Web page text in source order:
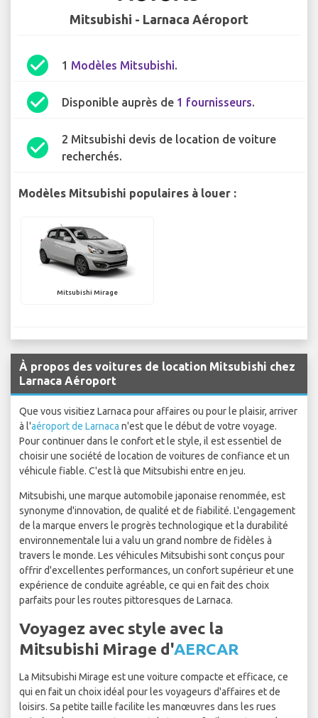
Mitsubishi - Larnaca Aéroport
check_circle 1 Modèles Mitsubishi.
check_circle Disponible auprès de 1 fournisseurs.
check_circle
2 Mitsubishi devis de location de voiture
recherchés.
Modèles Mitsubishi populaires à louer :
Mitsubishi Mirage
À propos des voitures de location Mitsubishi chez
Larnaca Aéroport
Que vous visitiez Larnaca pour affaires ou pour le plaisir, arriver
à l'aéroport de Larnaca n'est que le début de votre voyage.
Pour continuer dans le confort et le style, il est essentiel de
choisir une société de location de voitures de confiance et un
véhicule fiable. C'est là que Mitsubishi entre en jeu.
Mitsubishi, une marque automobile japonaise renommée, est
synonyme d'innovation, de qualité et de fiabilité. L'engagement
de la marque envers le progrès technologique et la durabilité
environnementale lui a valu un grand nombre de fidèles à
travers le monde. Les véhicules Mitsubishi sont conçus pour
offrir d'excellentes performances, un confort supérieur et une
expérience de conduite agréable, ce qui en fait des choix
parfaits pour les routes pittoresques de Larnaca.
Voyagez avec style avec la
Mitsubishi Mirage d'AERCAR
La Mitsubishi Mirage est une voiture compacte et efficace, ce
qui en fait un choix idéal pour les voyageurs d'affaires et de
loisirs. Sa petite taille facilite les manœuvres dans les rues